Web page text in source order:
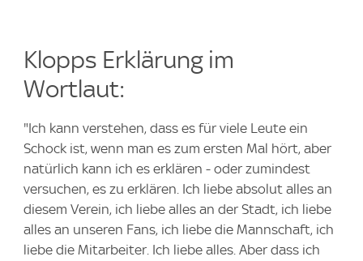
Klopps Erklärung im
Wortlaut:
"Ich kann verstehen, dass es für viele Leute ein
Schock ist, wenn man es zum ersten Mal hört, aber
natürlich kann ich es erklären - oder zumindest
versuchen, es zu erklären. Ich liebe absolut alles an
diesem Verein, ich liebe alles an der Stadt, ich liebe
alles an unseren Fans, ich liebe die Mannschaft, ich
liebe die Mitarbeiter. Ich liebe alles. Aber dass ich